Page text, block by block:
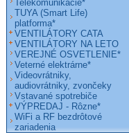
Telekomunikácie*
TUYA (Smart Life)
platforma*
VENTILÁTORY CATA
VENTILÁTORY NA LETO
VEREJNÉ OSVETLENIE*
Veterné elektrárne*
Videovrátniky,
audiovrátniky, zvončeky
Vstavané spotrebiče
VÝPREDAJ - Rôzne*
WiFi a RF bezdrôtové
zariadenia